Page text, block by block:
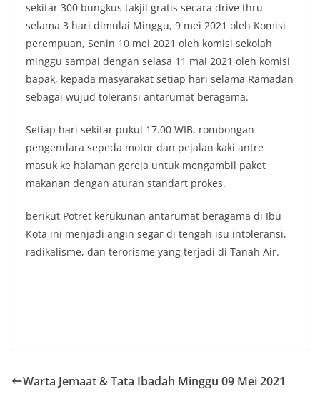
sekitar 300 bungkus takjil gratis secara drive thru
selama 3 hari dimulai Minggu, 9 mei 2021 oleh Komisi
perempuan, Senin 10 mei 2021 oleh komisi sekolah
minggu sampai dengan selasa 11 mai 2021 oleh komisi
bapak, kepada masyarakat setiap hari selama Ramadan
sebagai wujud toleransi antarumat beragama.
Setiap hari sekitar pukul 17.00 WIB, rombongan
pengendara sepeda motor dan pejalan kaki antre
masuk ke halaman gereja untuk mengambil paket
makanan dengan aturan standart prokes.
berikut Potret kerukunan antarumat beragama di Ibu
Kota ini menjadi angin segar di tengah isu intoleransi,
radikalisme, dan terorisme yang terjadi di Tanah Air.
Warta Jemaat & Tata Ibadah Minggu 09 Mei 2021